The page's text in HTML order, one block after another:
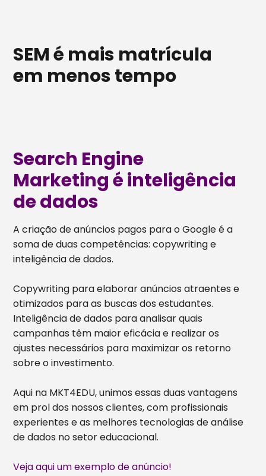
SEM é mais matrícula
em menos tempo
Search Engine
Marketing é inteligência
de dados
A criação de anúncios pagos para o Google é a
soma de duas competências: copywriting e
inteligência de dados.
Copywriting para elaborar anúncios atraentes e
otimizados para as buscas dos estudantes.
Inteligência de dados para analisar quais
campanhas têm maior eficácia e realizar os
ajustes necessários para maximizar os retorno
sobre o investimento.
Aqui na MKT4EDU, unimos essas duas vantagens
em prol dos nossos clientes, com profissionais
experientes e as melhores tecnologias de análise
de dados no setor educacional.
Veja aqui um exemplo de anúncio!